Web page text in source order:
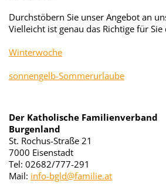
Durchstöbern Sie unser Angebot an
Vielleicht ist genau das Richtige für Sie
Winterwoche
sonnengelb-Sommerurlaube
Der Katholische Familienverband
Burgenland
St. Rochus-Straße 21
7000 Eisenstadt
Tel: 02682/777-291
Mail: info-bgld@familie.at